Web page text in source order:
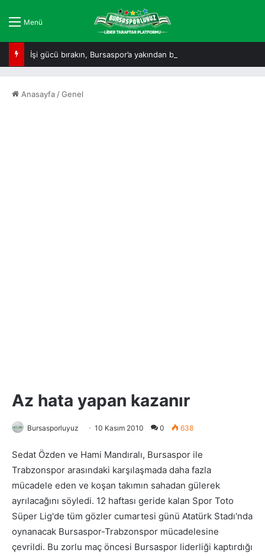
Menü
İşi gücü bırakın, Bursaspor’a yakından bakın!
Anasayfa /Genel
Az hata yapan kazanır
Bursasporluyuz 10 Kasım 2010 0 638
Sedat Özden ve Hami Mandıralı, Bursaspor ile
Trabzonspor arasındaki karşılaşmada daha fazla
mücadele eden ve koşan takımın sahadan gülerek
ayrılacağını söyledi. 12 haftası geride kalan Spor Toto
Süper Lig'de tüm gözler cumartesi günü Atatürk Stadı'nda
oynanacak Bursaspor-Trabzonspor mücadelesine
çevrildi. Bu zorlu maç öncesi Bursaspor liderliği kaptırdığı